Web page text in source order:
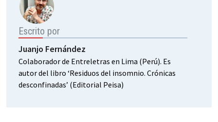
Escrito por
Juanjo Fernández
Colaborador de Entreletras en Lima (Perú). Es
autor del libro ‘Residuos del insomnio. Crónicas
desconfinadas’ (Editorial Peisa)